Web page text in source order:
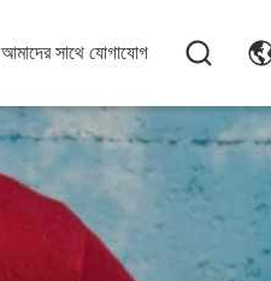
আমাদের সাথে যোগাযোগ